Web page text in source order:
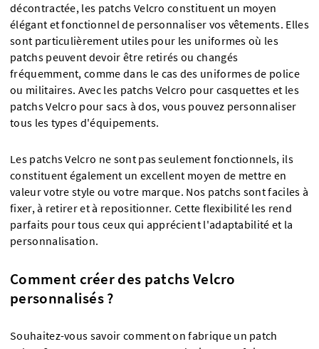
décontractée, les patchs Velcro constituent un moyen
élégant et fonctionnel de personnaliser vos vêtements. Elles
sont particulièrement utiles pour les uniformes où les
patchs peuvent devoir être retirés ou changés
fréquemment, comme dans le cas des uniformes de police
ou militaires. Avec les patchs Velcro pour casquettes et les
patchs Velcro pour sacs à dos, vous pouvez personnaliser
tous les types d'équipements.
Les patchs Velcro ne sont pas seulement fonctionnels, ils
constituent également un excellent moyen de mettre en
valeur votre style ou votre marque. Nos patchs sont faciles à
fixer, à retirer et à repositionner. Cette flexibilité les rend
parfaits pour tous ceux qui apprécient l'adaptabilité et la
personnalisation.
Comment créer des patchs Velcro
personnalisés ?
Souhaitez-vous savoir comment on fabrique un patch